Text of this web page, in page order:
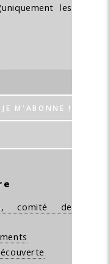
les
comité de